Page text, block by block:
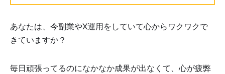
あなたは、今副業やX運用をしていて心からワクワクで
きていますか？
毎日頑張ってるのになかなか成果が出なくて、心が疲弊